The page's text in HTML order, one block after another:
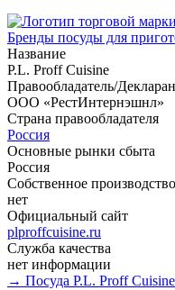
Бренды посуды для
Название
P.L. Proff Cuisine
Правообладатель/
ООО «РестИнтернэшнл»
Страна правообладателя
Россия
Основные рынки сбыта
Россия
Собственное
нет
Официальный сайт
plproffcuisine.ru
Служба качества
нет информации
→ Посуда P.L. Proff